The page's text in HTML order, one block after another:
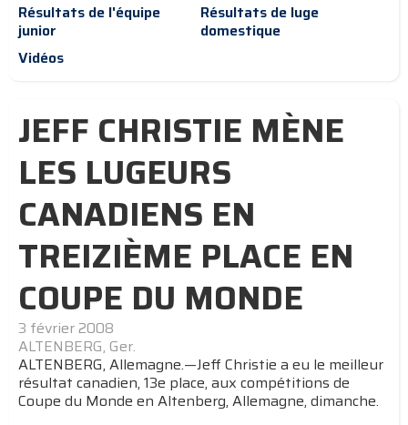
Résultats de l'équipe
junior
Résultats de luge
domestique
Vidéos
JEFF CHRISTIE MÈNE
LES LUGEURS
CANADIENS EN
TREIZIÈME PLACE EN
COUPE DU MONDE
3 février 2008
ALTENBERG, Ger.
ALTENBERG, Allemagne.—Jeff Christie a eu le meilleur
résultat canadien, 13e place, aux compétitions de
Coupe du Monde en Altenberg, Allemagne, dimanche.